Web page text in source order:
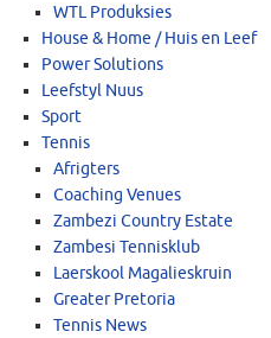
WTL Produksies
House & Home / Huis en Leef
Power Solutions
Leefstyl Nuus
Sport
Tennis
Afrigters
Coaching Venues
Zambezi Country Estate
Zambesi Tennisklub
Laerskool Magalieskruin
Greater Pretoria
Tennis News